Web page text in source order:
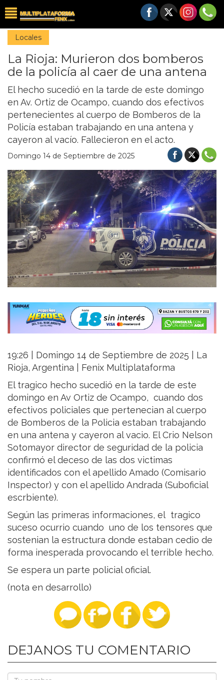
Locales
La Rioja: Murieron dos bomberos
de la policía al caer de una antena
El hecho sucedió en la tarde de este domingo
en Av. Ortiz de Ocampo, cuando dos efectivos
pertenecientes al cuerpo de Bomberos de la
Policía estaban trabajando en una antena y
cayeron al vacío. Fallecieron en el acto.
Domingo 14 de Septiembre de 2025
19:26 | Domingo 14 de Septiembre de 2025 | La
Rioja, Argentina | Fenix Multiplataforma
El tragico hecho sucedió en la tarde de este
domingo en Av Ortiz de Ocampo, cuando dos
efectivos policiales que pertenecian al cuerpo
de Bomberos de la Policia estaban trabajando
en una antena y cayeron al vacio. El Crio Nelson
Sotomayor director de seguridad de la policia
confirmó el deceso de las dos victimas
identificados con el apellido Amado (Comisario
Inspector) y con el apellido Andrada (Suboficial
escrbiente).
Según las primeras informaciones, el tragico
suceso ocurrio cuando uno de los tensores que
sostenian la estructura donde estaban cedio de
forma inesperada provocando el terrible hecho.
Se espera un parte policial oficial.
(nota en desarrollo)
DEJANOS TU COMENTARIO